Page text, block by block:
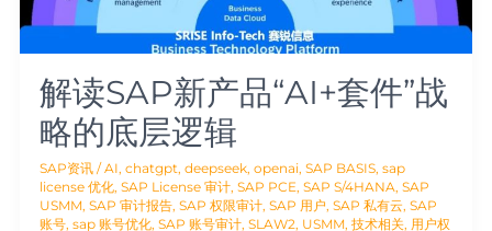
解读SAP新产品“AI+套件”战
略的底层逻辑
SAP资讯 /AI,chatgpt,deepseek,openai,SAP BASIS,sap
license 优化,SAP License 审计,SAP PCE,SAP S/4HANA,SAP
USMM,SAP 审计报告,SAP 权限审计,SAP 用户,SAP 私有云,SAP
账号,sap 账号优化,SAP 账号审计,SLAW2, USMM,技术相关, 用户权
底
层
逻